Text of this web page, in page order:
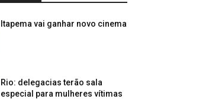
Itapema vai ganhar novo cinema
Rio: delegacias terão sala
especial para mulheres vítimas